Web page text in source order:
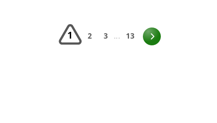
счетом 17-7 стала одним из самых сокрушительных
поражений в карьере легендарного […]
1 2 3 ... 13